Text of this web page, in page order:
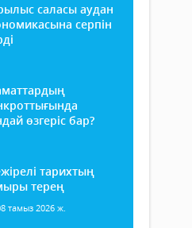
саласы аудан
серпін
өзгеріс бар?
тарихтың
терең
тамыз 2026 ж.